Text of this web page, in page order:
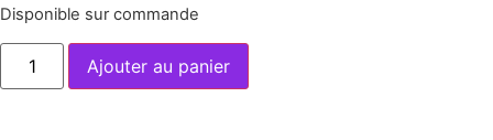
Disponible sur commande
Ajouter au panier